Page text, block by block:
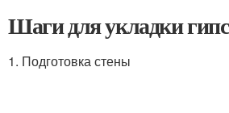
Шаги для укладки
1. Подготовка стены